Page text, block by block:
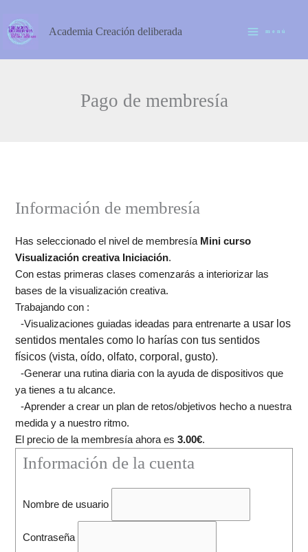
contenido
Academia Creación deliberada menú
Pago de membresía
Información de membresía
Has seleccionado el nivel de membresía Mini curso
Visualización creativa Iniciación.
Con estas primeras clases comenzarás a interiorizar las
bases de la visualización creativa.
Trabajando con :
-Visualizaciones guiadas ideadas para entrenartea usar los
sentidos mentales como lo harías con tus sentidos
físicos (vista, oído, olfato, corporal, gusto).
-Generar una rutina diaria con la ayuda de dispositivos que
ya tienes a tu alcance.
-Aprender a crear un plan de retos/objetivos hecho a nuestra
medida y a nuestro ritmo.
El precio de la membresía ahora es3.00€.
Información de la cuenta
Nombre de usuario
Contraseña